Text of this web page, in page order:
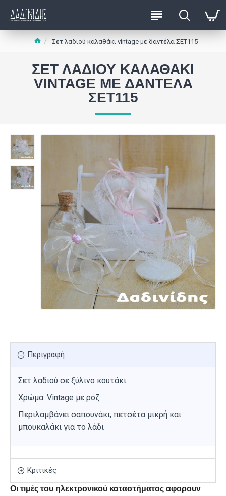
Σετ λαδιού καλαθάκι vintage με δαντέλα ΣΕΤ115
ΣΕΤ ΛΑΔΙΟΎ ΚΑΛΑΘΆΚΙ
VINTAGE ΜΕ ΔΑΝΤΈΛΑ
ΣΕΤ115
Περιγραφή
Σετ λαδιού σε ξύλινο κουτάκι.
Χρώμα: Vintage με ρόζ
Περιλαμβάνει σαπουνάκι, πετσέτα μικρή και
μπουκαλάκι για το λάδι
Κριτικές
Οι τιμές του ηλεκτρονικού καταστήματος αφορουν